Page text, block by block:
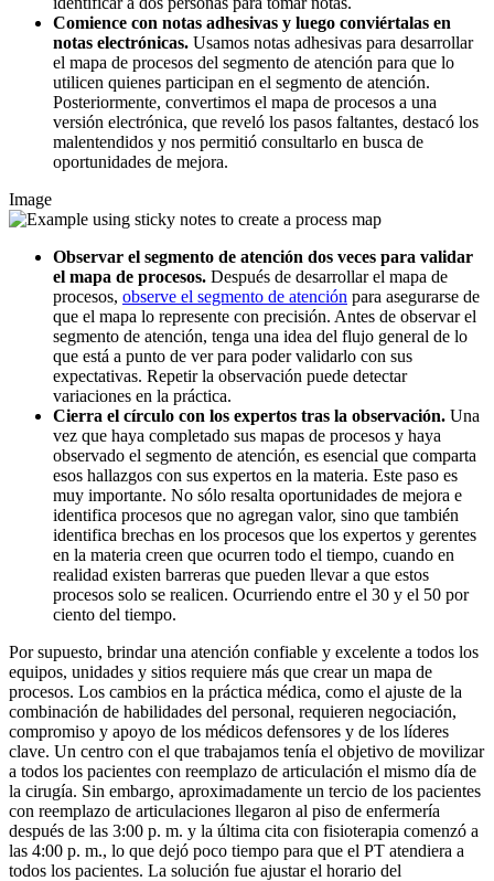
Comience con notas adhesivas y luego conviértalas en
notas electrónicas. Usamos notas adhesivas para desarrollar
el mapa de procesos del segmento de atención para que lo
utilicen quienes participan en el segmento de atención.
Posteriormente, convertimos el mapa de procesos a una
versión electrónica, que reveló los pasos faltantes, destacó los
malentendidos y nos permitió consultarlo en busca de
oportunidades de mejora.
Image
Observar el segmento de atención dos veces para validar
el mapa de procesos. Después de desarrollar el mapa de
procesos, observe el segmento de atención para asegurarse de
que el mapa lo represente con precisión. Antes de observar el
segmento de atención, tenga una idea del flujo general de lo
que está a punto de ver para poder validarlo con sus
expectativas. Repetir la observación puede detectar
variaciones en la práctica.
Cierra el círculo con los expertos tras la observación. Una
vez que haya completado sus mapas de procesos y haya
observado el segmento de atención, es esencial que comparta
esos hallazgos con sus expertos en la materia. Este paso es
muy importante. No sólo resalta oportunidades de mejora e
identifica procesos que no agregan valor, sino que también
identifica brechas en los procesos que los expertos y gerentes
en la materia creen que ocurren todo el tiempo, cuando en
realidad existen barreras que pueden llevar a que estos
procesos solo se realicen. Ocurriendo entre el 30 y el 50 por
ciento del tiempo.
Por supuesto, brindar una atención confiable y excelente a todos los
equipos, unidades y sitios requiere más que crear un mapa de
procesos. Los cambios en la práctica médica, como el ajuste de la
combinación de habilidades del personal, requieren negociación,
compromiso y apoyo de los médicos defensores y de los líderes
clave. Un centro con el que trabajamos tenía el objetivo de movilizar
a todos los pacientes con reemplazo de articulación el mismo día de
la cirugía. Sin embargo, aproximadamente un tercio de los pacientes
con reemplazo de articulaciones llegaron al piso de enfermería
después de las 3:00 p. m. y la última cita con fisioterapia comenzó a
las 4:00 p. m., lo que dejó poco tiempo para que el PT atendiera a
todos los pacientes. La solución fue ajustar el horario del